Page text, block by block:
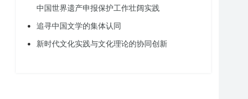
中国世界遗产申报保护工作壮阔实践
追寻中国文学的集体认同
新时代文化实践与文化理论的协同创新